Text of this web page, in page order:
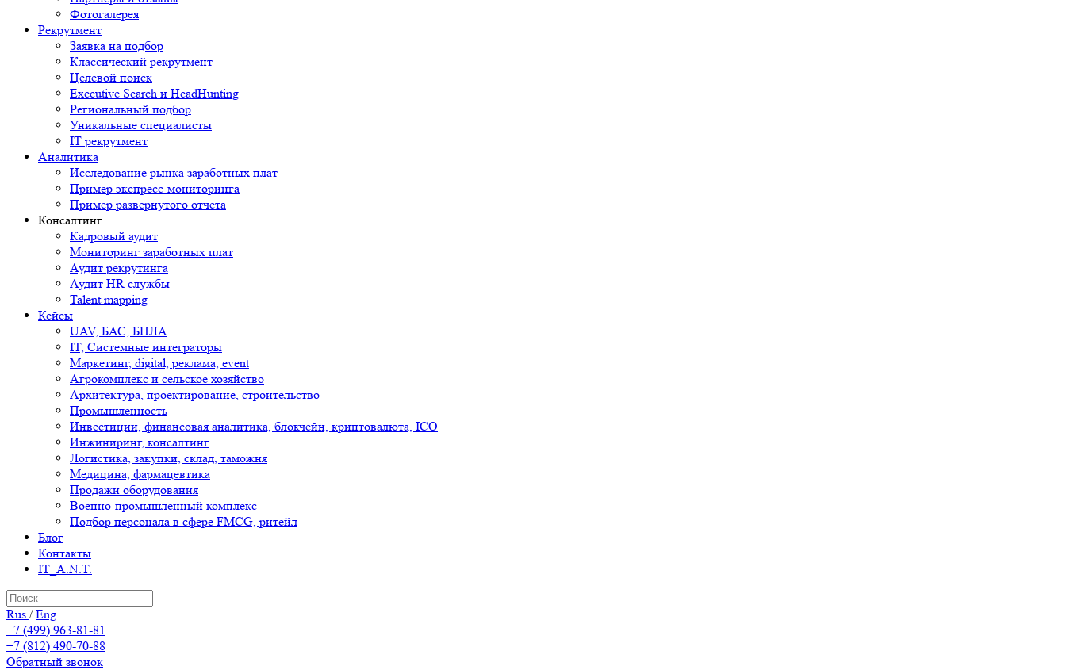
Фотогалерея
Рекрутмент
Заявка на подбор
Классический рекрутмент
Целевой поиск
Executive Search и HeadHunting
Региональный подбор
Уникальные специалисты
IT рекрутмент
Аналитика
Исследование рынка заработных плат
Пример экспресс-мониторинга
Пример развернутого отчета
Консалтинг
Кадровый аудит
Мониторинг заработных плат
Аудит рекрутинга
Аудит HR службы
Talent mapping
Кейсы
UAV, БАС, БПЛА
IT, Системные интеграторы
Маркетинг, digital, реклама, event
Агрокомплекс и сельское хозяйство
Архитектура, проектирование, строительство
Промышленность
Инвестиции, финансовая аналитика, блокчейн, криптовалюта, ICO
Инжиниринг, консалтинг
Логистика, закупки, склад, таможня
Медицина, фармацевтика
Продажи оборудования
Военно-промышленный комплекс
Подбор персонала в сфере FMCG, ритейл
Блог
Контакты
IT_A.N.T.
Rus /Eng
+7 (499) 963-81-81
+7 (812) 490-70-88
Обратный звонок